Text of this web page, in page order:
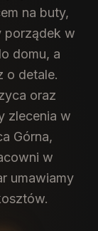
na buty,
porządek w
domu, a
o detale.
oraz
zlecenia w
Górna,
w
umawiamy